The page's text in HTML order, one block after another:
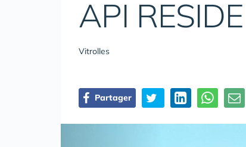
API
Vitrolles
Partager